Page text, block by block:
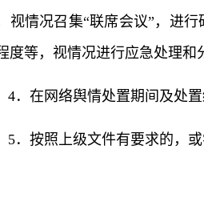
视情况召集“联席会议”，进
度等，视情况进行应急处理和
4．在网络舆情处置期间及处
5．按照上级文件有要求的，